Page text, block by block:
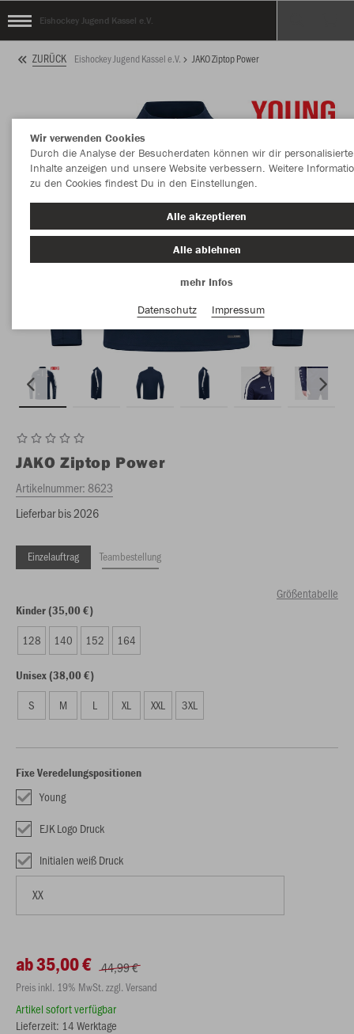
Eishockey Jugend Kassel e.V.
ZURÜCK Eishockey Jugend Kassel e.V. JAKO Ziptop Power
JAKO Ziptop Power
Artikelnummer:8623
Lieferbar bis 2026
Einzelauftrag Teambestellung
Größentabelle
Kinder (35,00 €)
128 140 152 164
Unisex (38,00 €)
S M L XL XXL 3XL
Fixe Veredelungspositionen
Young
EJK Logo Druck
Initialen weiß Druck
ab 35,00 € 44,99 €
Preis inkl. 19% MwSt. zzgl. Versand
Artikel sofort verfügbar
Lieferzeit: 14 Werktage
Wir verwenden Cookies
Durch die Analyse der Besucherdaten können wir dir personalisierte
Inhalte anzeigen und unsere Website verbessern. Weitere
zu den Cookies findest Du in den Einstellungen.
Alle akzeptieren
Alle ablehnen
mehr Infos
Datenschutz
Impressum